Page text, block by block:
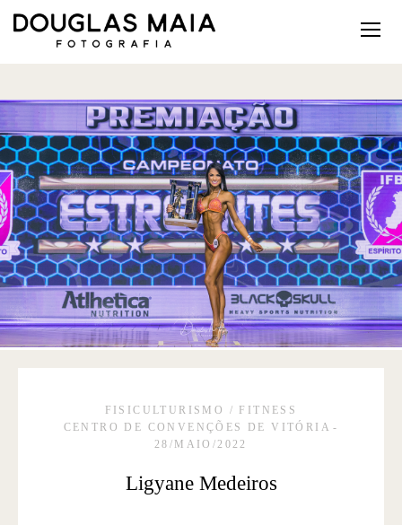
FISICULTURISMO / FITNESS
CENTRO DE CONVENÇÕES DE VITÓRIA
28/MAIO/2022
Ligyane Medeiros